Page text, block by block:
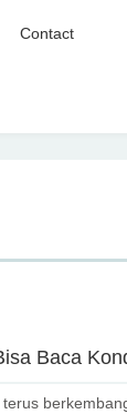
Contact
Baca